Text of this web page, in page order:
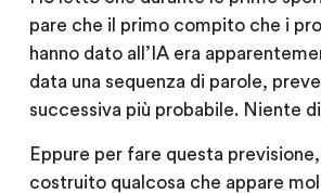
pare che il primo compito che i
hanno dato all’IA era
data una sequenza di parole,
successiva più probabile. Niente
Eppure per fare questa
costruito qualcosa che appare